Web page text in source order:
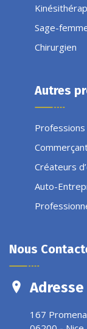
Sage-
Chirurgien
Autres
Créateurs
Auto-
Nous
Adresse
167